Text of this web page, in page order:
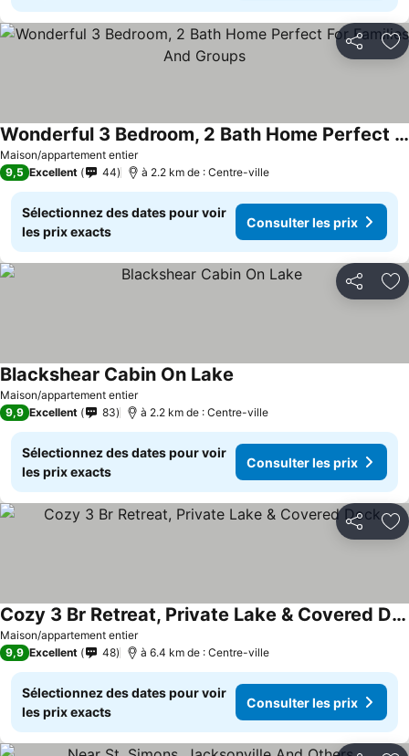
Partager
Maison/appartement entier
Wonderful 3 Bedroom, 2 Bath Home Perfect For Families And Groups
9,5 Excellent 44 à 2.2 km de : Centre-ville
Sélectionnez des dates pour voir
les prix exacts
Consulter les prix
Partager
Maison/appartement entier
Blackshear Cabin On Lake
9,9 Excellent 83 à 2.2 km de : Centre-ville
Sélectionnez des dates pour voir
les prix exacts
Consulter les prix
Partager
Maison/appartement entier
Cozy 3 Br Retreat, Private Lake & Covered Dock
9,9 Excellent 48 à 6.4 km de : Centre-ville
Sélectionnez des dates pour voir
les prix exacts
Consulter les prix